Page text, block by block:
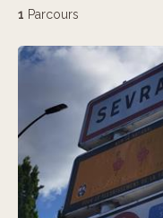
1 Parcours